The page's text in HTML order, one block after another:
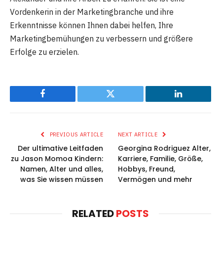
Vordenkerin in der Marketingbranche und ihre
Erkenntnisse können Ihnen dabei helfen, Ihre
Marketingbemühungen zu verbessern und größere
Erfolge zu erzielen.
Facebook Twitter LinkedIn
PREVIOUS ARTICLE
Der ultimative Leitfaden
zu Jason Momoa Kindern:
Namen, Alter und alles,
was Sie wissen müssen
NEXT ARTICLE
Georgina Rodriguez Alter,
Karriere, Familie, Größe,
Hobbys, Freund,
Vermögen und mehr
RELATEDPOSTS